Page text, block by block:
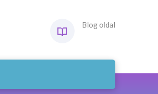
Blog oldal